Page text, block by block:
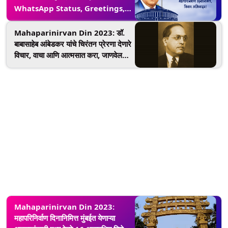
WhatsApp Status, Greetings,
Messages, Wishes च्या माध्यमातून डॉ.
बाबासाहेब आंबेडकरांना अर्पण करा आदरांजली!
Mahaparinirvan Din 2023: डॉ.
बाबासाहेब आंबेडकर यांचे चिरंतन प्रेरणा देणारे
विचार, वाचा आणि आत्मसात करा, जाणवेल
Mahaparinirvan Din 2023:
महापरिनिर्वाण दिनानिमित्त मुंबईत येणाऱ्या